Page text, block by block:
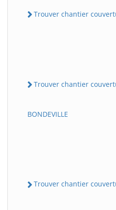
Trouver chantier
Trouver chantier
BONDEVILLE
Trouver chantier